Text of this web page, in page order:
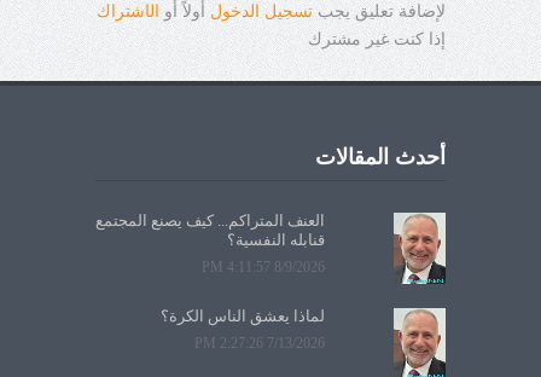
لإضافة تعليق يجبتسجيل الدخول أولاً أو الاشتراك
إذا كنت غير مشترك
أحدث المقالات
العنف المتراكم... كيف يصنع المجتمع
قنابله النفسية؟
8/9/2026 4:11:57 PM
لماذا يعشق الناس الكرة؟
7/13/2026 2:27:26 PM